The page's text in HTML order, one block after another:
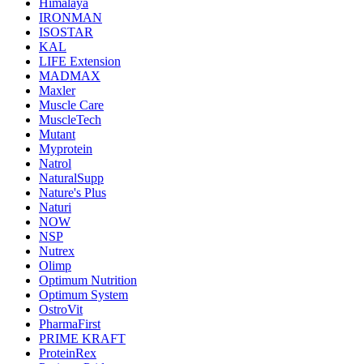
Himalaya
IRONMAN
ISOSTAR
KAL
LIFE Extension
MADMAX
Maxler
Muscle Care
MuscleTech
Mutant
Myprotein
Natrol
NaturalSupp
Nature's Plus
Naturi
NOW
NSP
Nutrex
Olimp
Optimum Nutrition
Optimum System
OstroVit
PharmaFirst
PRIME KRAFT
ProteinRex